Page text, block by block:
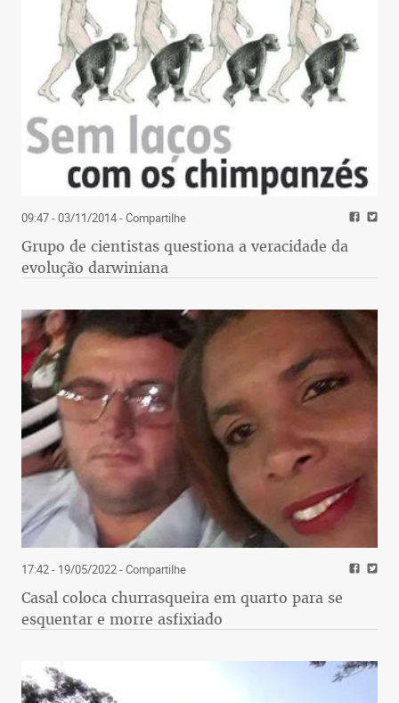
09:47 - 03/11/2014- Compartilhe
Grupo de cientistas questiona a veracidade da
evolução darwiniana
17:42 - 19/05/2022- Compartilhe
Casal coloca churrasqueira em quarto para se
esquentar e morre asfixiado